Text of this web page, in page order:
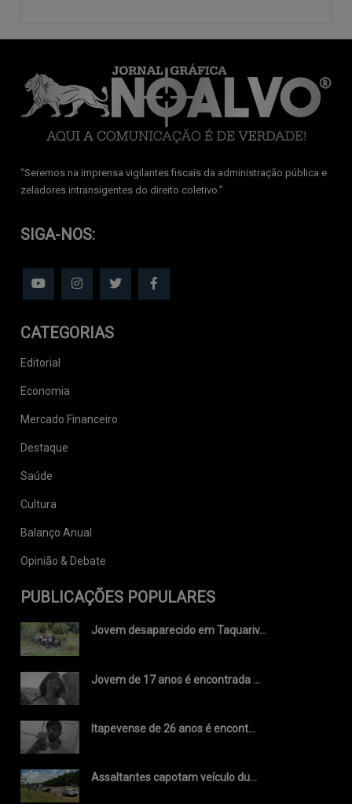
‘‘Seremos na imprensa vigilantes fiscais da administração pública e
zeladores intransigentes do direito coletivo.’’
SIGA-NOS:
CATEGORIAS
Editorial
Economia
Mercado Financeiro
Destaque
Saúde
Cultura
Balanço Anual
Opinião & Debate
PUBLICAÇÕES POPULARES
Jovem desaparecido em Taquariv...
Jovem de 17 anos é encontrada ...
Itapevense de 26 anos é encont...
Assaltantes capotam veículo du...